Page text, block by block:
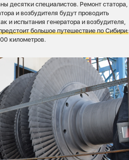
десятки специалистов. Ремонт статора,
и возбудителя будут проводить
и испытания генератора и возбудителя,
большое путешествие по Сибири:
километров.